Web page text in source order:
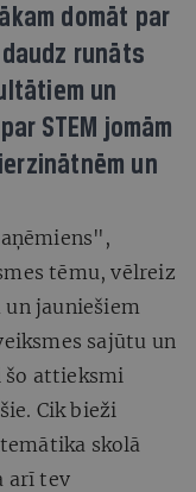
domāt par
runāts
un
STEM jomām
un
tēmu, vēlreiz
jauniešiem
sajūtu un
šo attieksmi
Cik bieži
skolā
arī tev